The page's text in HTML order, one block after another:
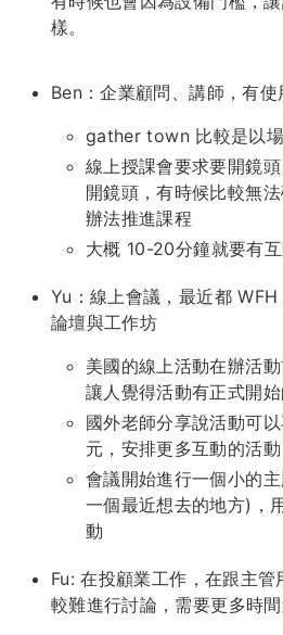
樣。
Ben：企業顧問、講師，有
gather town 比較是以
線上授課會要求要開鏡
開鏡頭，有時候比較無
辦法推進課程
大概 10-20分鐘就要有
Yu：線上會議，最近都 WFH
論壇與工作坊
美國的線上活動在辦活
讓人覺得活動有正式開
國外老師分享說活動可
元，安排更多互動的活動
會議開始進行一個小的
一個最近想去的地方)，
動
Fu: 在投顧業工作，在跟主管
較難進行討論，需要更多時間